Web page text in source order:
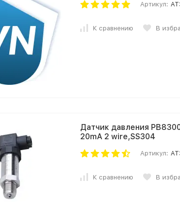
Артикул:
К сравнению В
Датчик давления
20mA 2 wire,SS304
Артикул:
К сравнению В